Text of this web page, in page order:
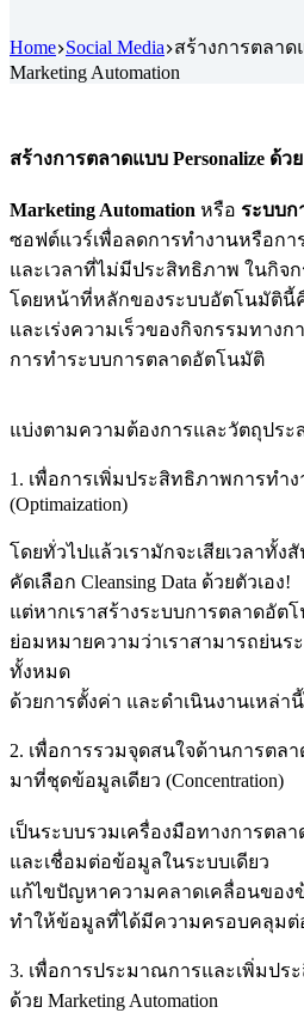
Home Social Media สร้างการตลาด
Marketing Automation
สร้างการตลาดแบบ Personalize ด้ว
Marketing Automation หรือ ระบบก
ซอฟต์แวร์เพื่อลดการทำงานหรือกา
และเวลาที่ไม่มีประสิทธิภาพ ในกิจ
โดยหน้าที่หลักของระบบอัตโนมัติ
และเร่งความเร็วของกิจกรรมทาง
การทำระบบการตลาดอัตโนมัติ
แบ่งตามความต้องการและวัตถุประ
1. เพื่อการเพิ่มประสิทธิภาพการทำ
(Optimaization)
โดยทั่วไปแล้วเรามักจะเสียเวลาทั้ง
คัดเลือก Cleansing Data ด้วยตัวเอง!
แต่หากเราสร้างระบบการตลาดอัต
ย่อมหมายความว่าเราสามารถย่นร
ทั้งหมด
ด้วยการตั้งค่า และดำเนินงานเหล่า
2. เพื่อการรวมจุดสนใจด้านการตลา
มาที่ชุดข้อมูลเดียว (Concentration)
เป็นระบบรวมเครื่องมือทางการตลา
และเชื่อมต่อข้อมูลในระบบเดียว
แก้ไขปัญหาความคลาดเคลื่อนของข้
ทำให้ข้อมูลที่ได้มีความครอบคลุมต่
3. เพื่อการประมาณการและเพิ่มป
ด้วย Marketing Automation